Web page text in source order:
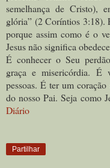
semelhança de Cristo),
glória” (2 Coríntios 3:18).
porque assim como é o
Jesus não significa
É conhecer o Seu
graça e misericórdia. É
pessoas. É ter um
do nosso Pai. Seja como
Diário
Partilhar